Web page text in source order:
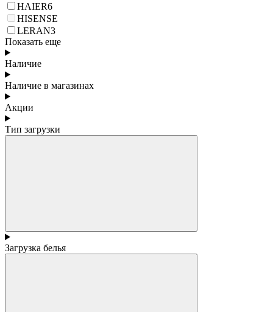
HAIER6
HISENSE
LERAN3
Показать еще
Наличие
Наличие в магазинах
Акции
Тип загрузки
Загрузка белья